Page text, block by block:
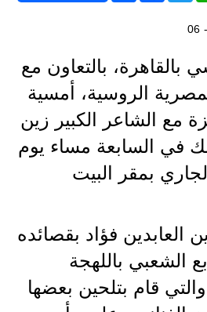
a c
o
k
i
t
t
06
بالقاهرة، بالتعاون مع
الروسية، أمسية
مع الشاعر الكبير زين
في السابعة مساء يوم
الجاري بمقر البيت
العابدين فؤاد بقصائده
الشعبي باللهجة
قام بتلحين بعضها